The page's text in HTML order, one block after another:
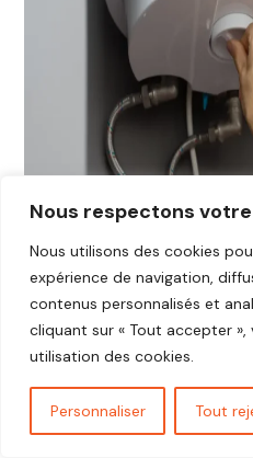
Nous respectons
Nous utilisons des cookies
expérience de navigation,
contenus personnalisés et
cliquant sur « Tout accepter
utilisation des cookies.
Personnaliser Tout